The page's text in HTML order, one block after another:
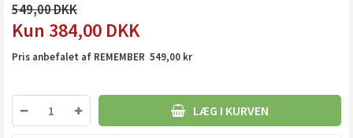
549,00
384,00 DKK
Pris anbefalet af REMEMBER 549,00 kr
LÆG I KURVEN